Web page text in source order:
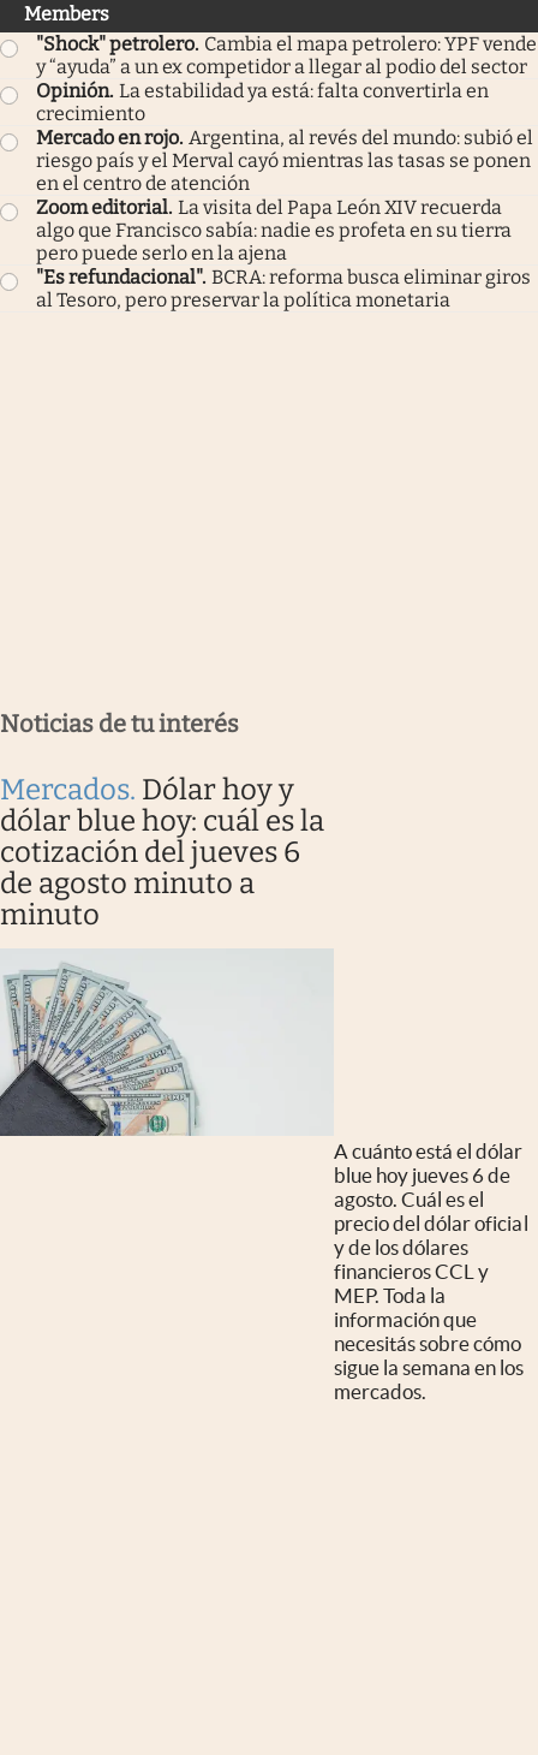
Members
"Shock" petrolero. Cambia el mapa petrolero: YPF vende
y “ayuda” a un ex competidor a llegar al podio del sector
Opinión. La estabilidad ya está: falta convertirla en
crecimiento
Mercado en rojo. Argentina, al revés del mundo: subió el
riesgo país y el Merval cayó mientras las tasas se ponen
en el centro de atención
Zoom editorial. La visita del Papa León XIV recuerda
algo que Francisco sabía: nadie es profeta en su tierra
pero puede serlo en la ajena
"Es refundacional". BCRA: reforma busca eliminar giros
al Tesoro, pero preservar la política monetaria
Noticias de tu interés
Mercados. Dólar hoy y
dólar blue hoy: cuál es la
cotización del jueves 6
de agosto minuto a
minuto
A cuánto está el dólar
blue hoy jueves 6 de
agosto. Cuál es el
precio del dólar oficial
y de los dólares
financieros CCL y
MEP. Toda la
información que
necesitás sobre cómo
sigue la semana en los
mercados.